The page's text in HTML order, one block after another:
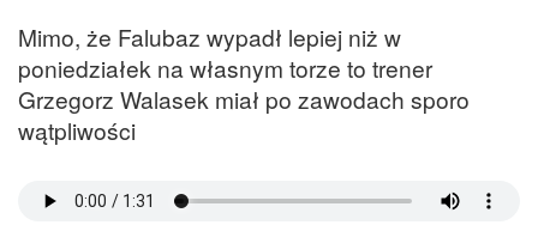
Mimo, że Falubaz wypadł lepiej niż w
poniedziałek na własnym torze to trener
Grzegorz Walasek miał po zawodach sporo
wątpliwości